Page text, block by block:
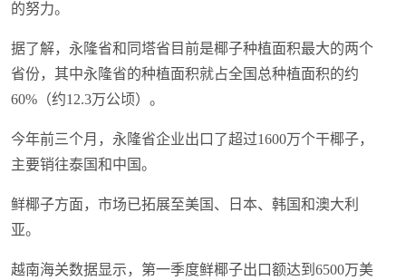
的努力。
据了解，永隆省和同塔省目前是椰子种植面积最大的两个
省份，其中永隆省的种植面积就占全国总种植面积的约
60%（约12.3万公顷）。
今年前三个月，永隆省企业出口了超过1600万个干椰子，
主要销往泰国和中国。
鲜椰子方面，市场已拓展至美国、日本、韩国和澳大利
亚。
越南海关数据显示，第一季度鲜椰子出口额达到6500万美